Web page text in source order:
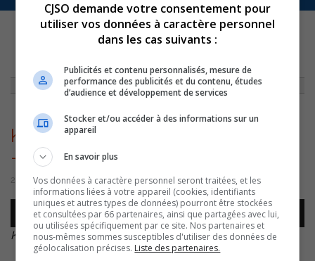
» KRYSTEL MONGEAU – 26 OCTOBRE –
KRYSTEL MONGEAU – 26 octobre
–
26 octobre 2022 | Par Équipe CJSO
Lecteur
audio
00:00 00:00
KRYSTEL MONGEAU – 26 octobre –.
CJSO demande votre consentement pour
utiliser vos données à caractère personnel
dans les cas suivants :
Publicités et contenu personnalisés, mesure de
performance des publicités et du contenu, études
d’audience et développement de services
Stocker et/ou accéder à des informations sur un
appareil
En savoir plus
Vos données à caractère personnel seront traitées, et les
informations liées à votre appareil (cookies, identifiants
uniques et autres types de données) pourront être stockées
et consultées par 66 partenaires, ainsi que partagées avec lui,
ou utilisées spécifiquement par ce site. Nos partenaires et
nous-mêmes sommes susceptibles d'utiliser des données de
géolocalisation précises. Liste des partenaires.